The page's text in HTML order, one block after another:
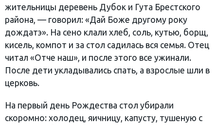
жительницы деревень Дубок и Гута Брестского
района, — говорил: «Дай Боже другому року
дождатэ». На сено клали хлеб, соль, кутью, борщ,
кисель, компот и за стол садилась вся семья. Отец
читал «Отче наш», и после этого все ужинали.
После дети укладывались спать, а взрослые шли в
церковь.
На первый день Рождества стол убирали
скоромно: холодец, яичницу, капусту, тушеную с